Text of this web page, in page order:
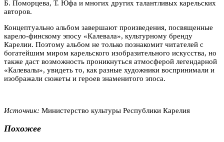
Б. Поморцева, Т. Юфа и многих других талантливых карельских
авторов.
Концептуально альбом завершают произведения, посвященные
карело-финскому эпосу «Калевала», культурному бренду
Карелии. Поэтому альбом не только познакомит читателей с
богатейшим миром карельского изобразительного искусства, но
также даст возможность проникнуться атмосферой легендарной
«Калевалы», увидеть то, как разные художники воспринимали и
изображали сюжеты и героев знаменитого эпоса.
Источник: Министерство культуры Республики Карелия
Похожее